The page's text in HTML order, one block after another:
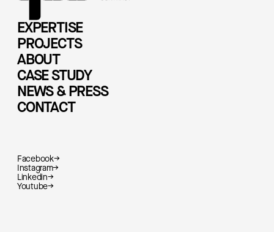
EXPERTISE
PROJECTS
ABOUT
CASE STUDY
NEWS & PRESS
CONTACT
Facebook→
Instagram→
Linkedin→
Youtube→